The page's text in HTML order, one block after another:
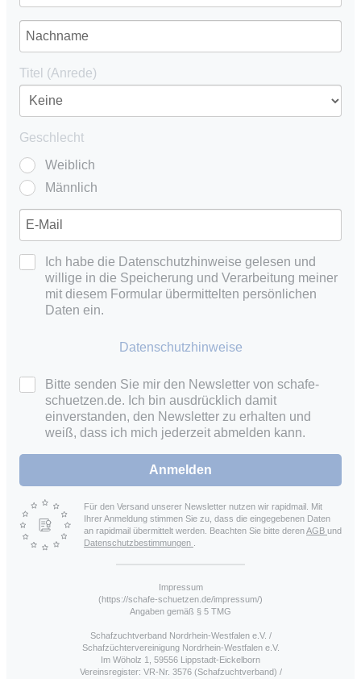
Titel (Anrede)
Geschlecht
Weiblich
Männlich
Ich habe die Datenschutzhinweise gelesen und
willige in die Speicherung und Verarbeitung meiner
mit diesem Formular übermittelten persönlichen
Daten ein.
Datenschutzhinweise
Bitte senden Sie mir den Newsletter von schafe-
schuetzen.de. Ich bin ausdrücklich damit
einverstanden, den Newsletter zu erhalten und
weiß, dass ich mich jederzeit abmelden kann.
Anmelden
Für den Versand unserer Newsletter nutzen wir rapidmail. Mit
Ihrer Anmeldung stimmen Sie zu, dass die eingegebenen Daten
an rapidmail übermittelt werden. Beachten Sie bitte derenAGB und
Datenschutzbestimmungen .
Impressum
(https://schafe-schuetzen.de/impressum/)
Angaben gemäß § 5 TMG
Schafzuchtverband Nordrhein-Westfalen e.V. /
Schafzüchtervereinigung Nordrhein-Westfalen e.V.
Im Wöholz 1, 59556 Lippstadt-Eickelborn
Vereinsregister: VR-Nr. 3576 (Schafzuchtverband) /